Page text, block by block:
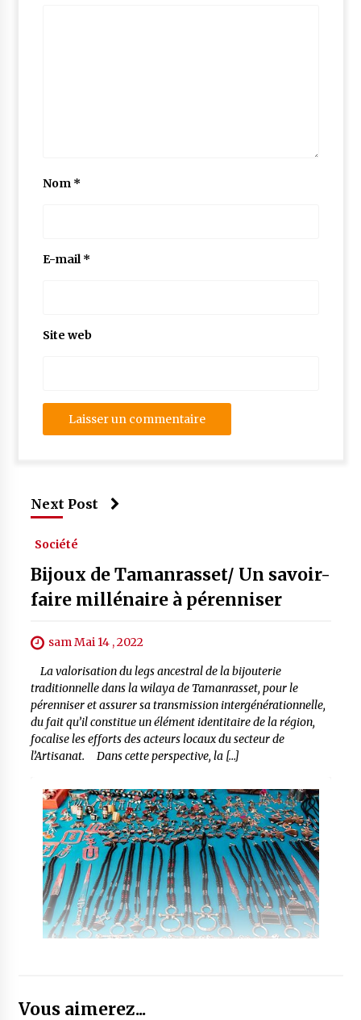
Nom *
E-mail*
Site web
Next Post
Société
Bijoux de Tamanrasset/ Un savoir-
faire millénaire à pérenniser
sam Mai 14 , 2022
La valorisation du legs ancestral de la bijouterie
traditionnelle dans la wilaya de Tamanrasset, pour le
pérenniser et assurer sa transmission intergénérationnelle,
du fait qu’il constitue un élément identitaire de la région,
focalise les efforts des acteurs locaux du secteur de
l’Artisanat. Dans cette perspective, la […]
Vous aimerez...